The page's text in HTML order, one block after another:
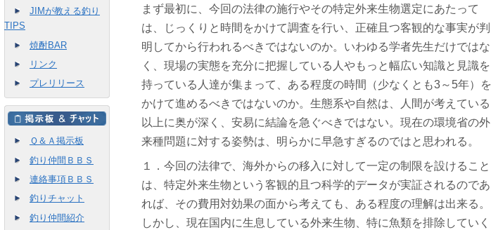
JIMが教える釣り
TIPS
焼酎BAR
リンク
プレリリース
Ｑ＆Ａ掲示板
釣り仲間ＢＢＳ
連絡事項ＢＢＳ
釣りチャット
釣り仲間紹介
まず最初に、今回の法律の施行やその特定外来生物選定にあたって
は、じっくりと時間をかけて調査を行い、正確且つ客観的な事実が判
明してから行われるべきではないのか。いわゆる学者先生だけではな
く、現場の実態を充分に把握している人やもっと幅広い知識と見識を
持っている人達が集まって、ある程度の時間（少なくとも3～5年）を
かけて進めるべきではないのか。生態系や自然は、人間が考えている
以上に奥が深く、安易に結論を急ぐべきではない。現在の環境省の外
来種問題に対する姿勢は、明らかに早急すぎるのではと思われる。
１．今回の法律で、海外からの移入に対して一定の制限を設けること
は、特定外来生物という客観的且つ科学的データが実証されるのであ
れば、その費用対効果の面から考えても、ある程度の理解は出来る。
しかし、現在国内に生息している外来生物、特に魚類を排除していく